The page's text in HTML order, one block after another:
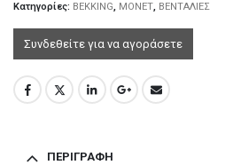
Κατηγορίες: BEKKING, MONET, ΒΕΝΤΑΛΙΕΣ
Συνδεθείτε για να αγοράσετε
ΠΕΡΙΓΡΑΦΉ